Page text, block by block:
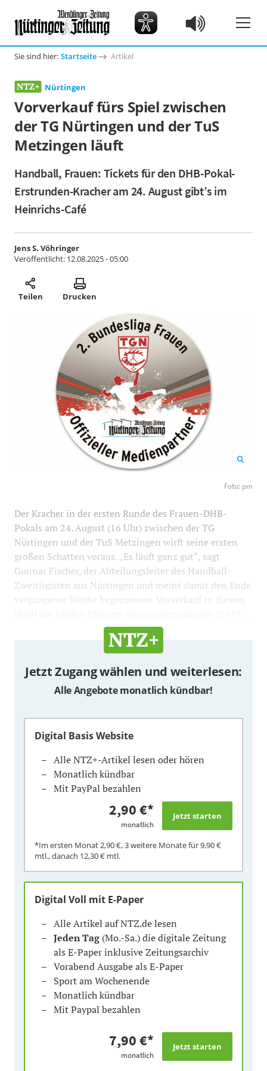
Sie sind hier: Startseite Artikel
Nürtingen
Vorverkauf fürs Spiel zwischen
der TG Nürtingen und der TuS
Metzingen läuft
Handball, Frauen: Tickets für den DHB-Pokal-
Erstrunden-Kracher am 24. August gibt’s im
Heinrichs-Café
Jens S. Vöhringer
Veröffentlicht: 12.08.2025 - 05:00
Teilen Drucken
Foto: pm
Der Kracher in der ersten Runde des Frauen-DHB-
Pokals am 24. August (16 Uhr) zwischen der TG
Nürtingen und der TuS Metzingen wirft seine ersten
großen Schatten voraus. „Es läuft ganz gut“, sagt
Gunnar Fischer, der Abteilungsleiter des Handball-
Zweitligisten aus Nürtingen und meint damit den Ende
vergangener Woche begonnenen Vorverkauf in diesem
Jetzt Zugang wählen und weiterlesen:
Alle Angebote monatlich kündbar!
Digital Basis Website
Alle NTZ+-Artikel lesen oder hören
Monatlich kündbar
Mit PayPal bezahlen
2,90 €*
monatlich
*Im ersten Monat2,90 €, 3 weitere Monate für9,90 €
mtl., danach 12,30 € mtl.
Digital Voll mit E-Paper
Alle Artikel auf NTZ.de lesen
Jeden Tag(Mo.-Sa.) die digitale Zeitung
als E-Paper inklusive Zeitungsarchiv
Vorabend Ausgabe als E-Paper
Sport am Wochenende
Monatlich kündbar
Mit Paypal bezahlen
7,90 €*
monatlich